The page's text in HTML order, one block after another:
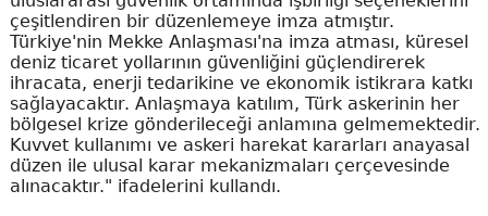
çeşitlendiren bir düzenlemeye imza atmıştır.
Türkiye'nin Mekke Anlaşması'na imza atması, küresel
deniz ticaret yollarının güvenliğini güçlendirerek
ihracata, enerji tedarikine ve ekonomik istikrara katkı
sağlayacaktır. Anlaşmaya katılım, Türk askerinin her
bölgesel krize gönderileceği anlamına gelmemektedir.
Kuvvet kullanımı ve askeri harekat kararları anayasal
düzen ile ulusal karar mekanizmaları çerçevesinde
alınacaktır." ifadelerini kullandı.